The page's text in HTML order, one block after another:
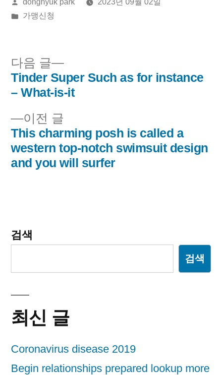
린
donghyuk park
2023년 09월 02일
게
가맹신청
글
비
게
이전 글
전
글:
This charming posh is called a
western top-notch swimsuit design
and you will surfer
다음 글
다
음
글:
Tinder Super Such as for instance
– What-is-it
검색
검색
최신 글
Coronavirus disease 2019
Begin relationships prepared lookup more